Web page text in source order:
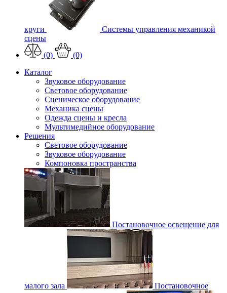
круги
Системы управления механикой
сцены
(0)
(0)
Каталог
Звуковое оборудование
Световое оборудование
Сценическое оборудование
Механика сцены
Одежда сцены и кресла
Мультимедийное оборудование
Решения
Световое оборудование
Звуковое оборудование
Компоновка пространства
Постановочное освещение для
малого зала Постановочное